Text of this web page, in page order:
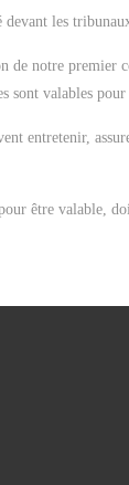
les
de notre premier
sont valables
entretenir,
être valable,